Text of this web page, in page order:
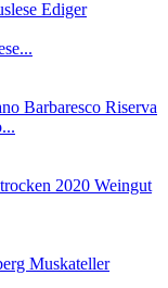
2020 Weingut